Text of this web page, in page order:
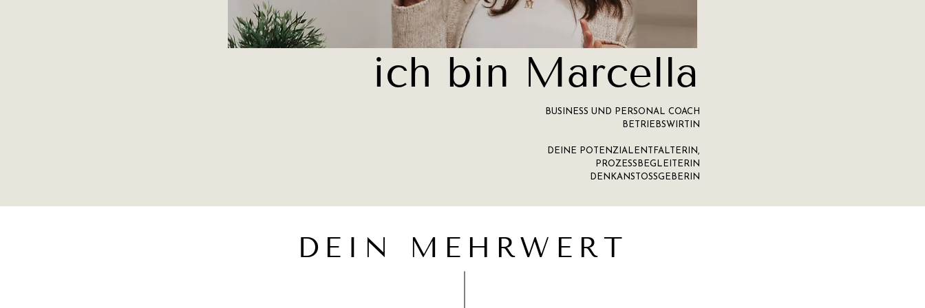
ich bin Marcella
BUSINESS UND PERSONAL COACH
BETRIEBSWIRTIN
DEINE POTENZIALENTFALTERIN,
PROZESSBEGLEITERIN
DENKANSTOSSGEBERIN
DEIN MEHRWERT